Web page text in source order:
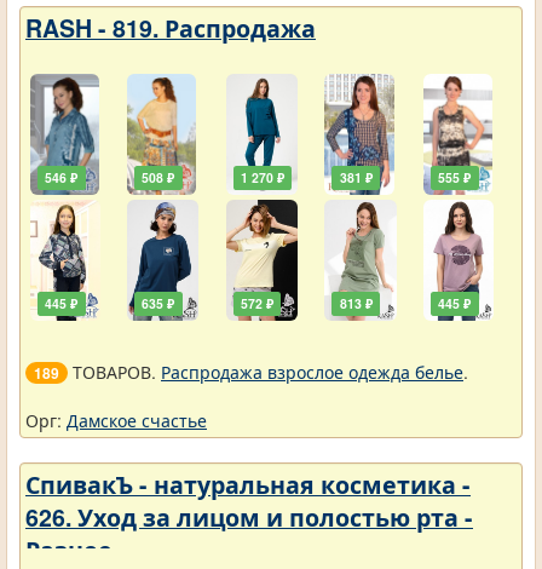
RASH - 819. Распродажа
546 ₽
445 ₽
508 ₽
635 ₽
1 270 ₽
572 ₽
381 ₽
813 ₽
555 ₽
445 ₽
189 ТОВАРОВ. Распродажа взрослое одежда белье.
Орг: Дамское счастье
СпивакЪ - натуральная косметика -
626. Уход за лицом и полостью рта -
Разное